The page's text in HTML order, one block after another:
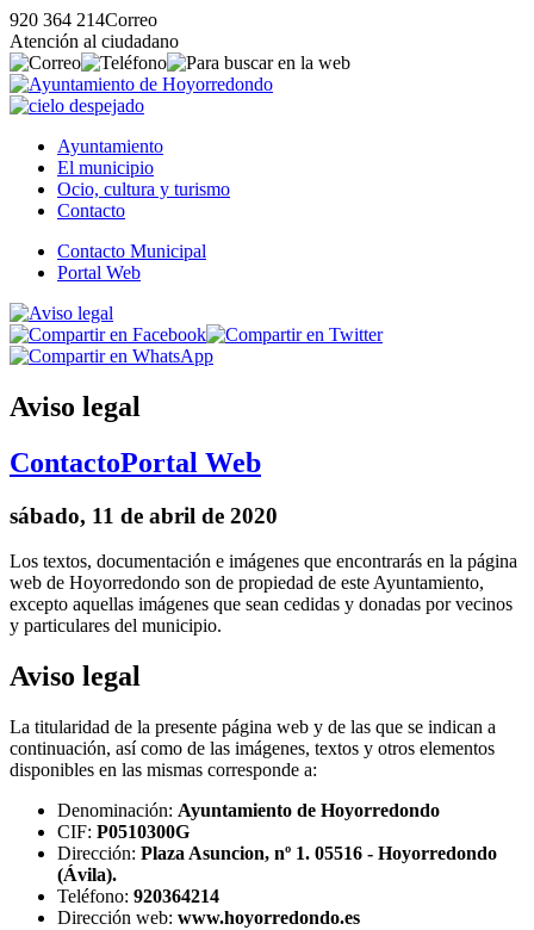
920 364 214Correo
Atención al ciudadano
Ayuntamiento
El municipio
Ocio, cultura y turismo
Contacto
Contacto Municipal
Portal Web
Aviso legal
ContactoPortal Web
sábado, 11 de abril de 2020
Los textos, documentación e imágenes que encontrarás en la página
web de Hoyorredondo son de propiedad de este Ayuntamiento,
excepto aquellas imágenes que sean cedidas y donadas por vecinos
y particulares del municipio.
Aviso legal
La titularidad de la presente página web y de las que se indican a
continuación, así como de las imágenes, textos y otros elementos
disponibles en las mismas corresponde a:
Denominación: Ayuntamiento de Hoyorredondo
CIF: P0510300G
Dirección: Plaza Asuncion, nº 1. 05516 - Hoyorredondo
(Ávila).
Teléfono: 920364214
Dirección web: www.hoyorredondo.es